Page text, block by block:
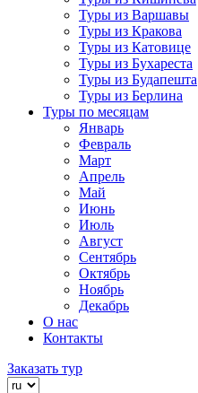
Туры из Варшавы
Туры из Кракова
Туры из Катовице
Туры из Бухареста
Туры из Будапешта
Туры из Берлина
Туры по месяцам
Январь
Февраль
Март
Апрель
Май
Июнь
Июль
Август
Сентябрь
Октябрь
Ноябрь
Декабрь
О нас
Контакты
Заказать тур